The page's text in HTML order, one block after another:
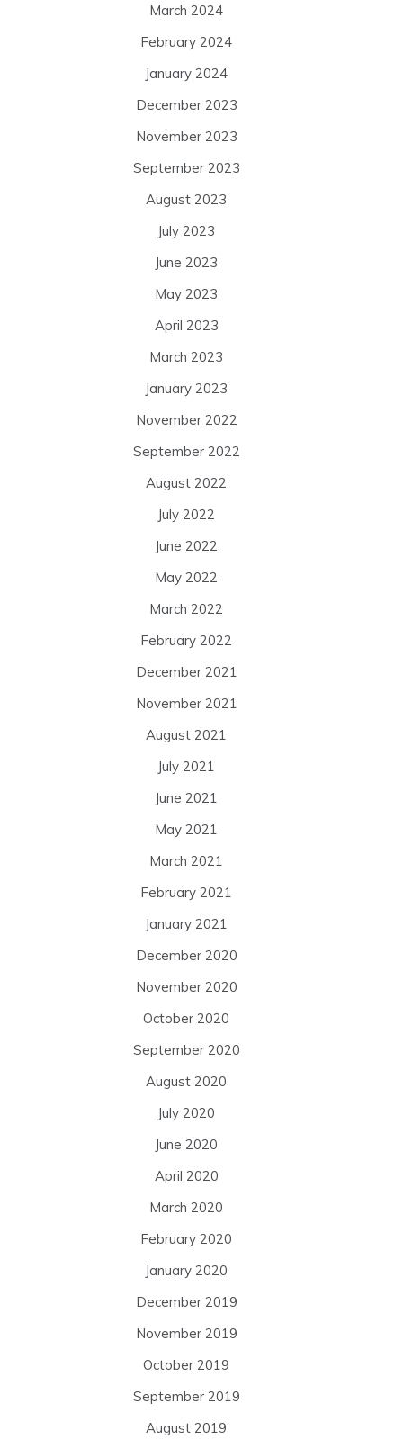
March 2024
February 2024
January 2024
December 2023
November 2023
September 2023
August 2023
July 2023
June 2023
May 2023
April 2023
March 2023
January 2023
November 2022
September 2022
August 2022
July 2022
June 2022
May 2022
March 2022
February 2022
December 2021
November 2021
August 2021
July 2021
June 2021
May 2021
March 2021
February 2021
January 2021
December 2020
November 2020
October 2020
September 2020
August 2020
July 2020
June 2020
April 2020
March 2020
February 2020
January 2020
December 2019
November 2019
October 2019
September 2019
August 2019